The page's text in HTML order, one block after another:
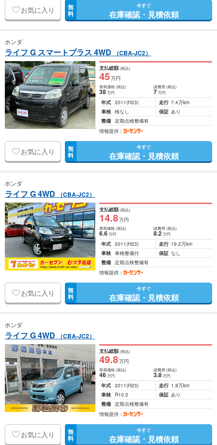
お気に入り 無
料
今すぐ
在庫確認・見積依頼
ホンダ
ライフ G スマートプラス 4WD （CBA-JC2）
支払総額(税込)
45万円
車両価格(税込)
38万円
諸費用 (税込)
7 万円
年式 2011(H23) 走行 7.4万km
車検 検なし 保証 あり
整備 定期点検整備有
情報提供：
お気に入り 無
料
今すぐ
在庫確認・見積依頼
ホンダ
ライフ G 4WD （CBA-JC2）
支払総額(税込)
14.8万円
車両価格(税込)
6.6万円
諸費用 (税込)
8.2 万円
年式 2011(H23) 走行 19.2万km
車検 車検整備付 保証 なし
整備 定期点検整備有
情報提供：
お気に入り 無
料
今すぐ
在庫確認・見積依頼
ホンダ
ライフ G 4WD （CBA-JC2）
支払総額(税込)
49.8万円
車両価格(税込)
46万円
諸費用 (税込)
3.8 万円
年式 2011(H23) 走行 1.8万km
車検
R10.2 保証 あり
整備 定期点検整備有
情報提供：
お気に入り 無
料
今すぐ
在庫確認・見積依頼